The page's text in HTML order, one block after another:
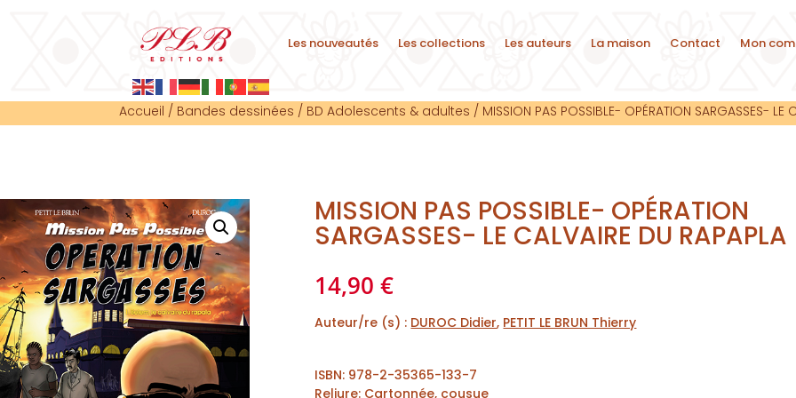
Les nouveautés Les collections Les auteurs La maison Contact Mon
Accueil / Bandes dessinées / BD Adolescents & adultes / MISSION PAS POSSIBLE- OPÉRATION SARGASSES- LE
MISSION PAS POSSIBLE- OPÉRATION
SARGASSES- LE CALVAIRE DU RAPAPLA
14,90€
Auteur/re (s) : DUROC Didier, PETIT LE BRUN Thierry
ISBN: 978-2-35365-133-7
Reliure: Cartonnée, cousue